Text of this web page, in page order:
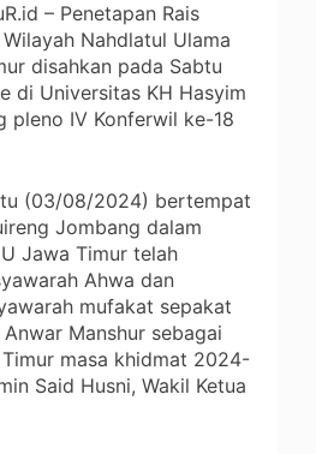
– Penetapan Rais
Nahdlatul Ulama
disahkan pada Sabtu
di Universitas KH Hasyim
pleno IV Konferwil ke-18
(03/08/2024) bertempat
Jombang dalam
Jawa Timur telah
Ahwa dan
mufakat sepakat
Manshur sebagai
Timur masa khidmat 2024-
Said Husni, Wakil Ketua